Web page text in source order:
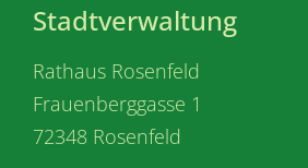
Stadtverwaltung
Rathaus Rosenfeld
Frauenberggasse 1
72348 Rosenfeld